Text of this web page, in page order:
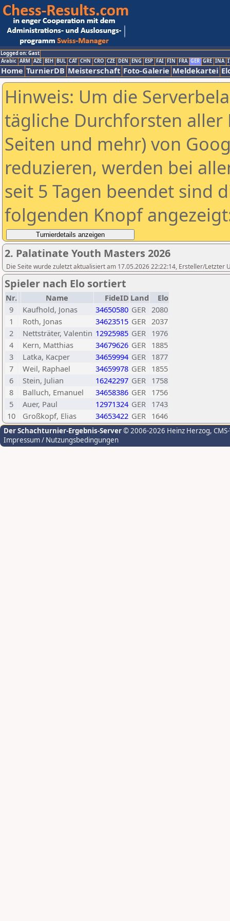
Logged on: Gast
Arabic ARM AZE BIH BUL CAT CHN CRO CZE DEN ENG ESP FAI FIN FRA GER GRE INA
Home TurnierDB Meisterschaft Foto-Galerie Meldekartei
Hinweis: Um die
tägliche Durchforsten aller
Seiten und mehr) von
reduzieren, werden bei
seit 5 Tagen beendet sind
folgenden Knopf
2. Palatinate Youth Masters 2026
Die Seite wurde zuletzt aktualisiert am 17.05.2026 22:22:14, Ersteller/Letzter
Spieler nach Elo sortiert
Nr. Name FideID Land
Elo
9
Kaufhold, Jonas 34650580 GER 2080
1
Roth, Jonas 34623515 GER 2037
2
Nettsträter, Valentin 12925985 GER 1976
4
Kern, Matthias 34679626 GER 1885
3
Latka, Kacper 34659994 GER 1877
7
Weil, Raphael 34659978 GER 1855
6
Stein, Julian 16242297 GER 1758
8
Balluch, Emanuel 34658386 GER 1756
5
Auer, Paul 12971324 GER 1743
10
Großkopf, Elias 34653422 GER 1646
Der Schachturnier-Ergebnis-Server© 2006-2026 Heinz Herzog,
Impressum / Nutzungsbedingungen